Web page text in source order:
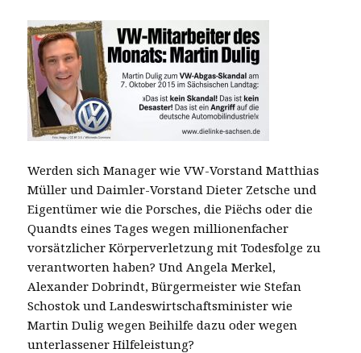
Werden sich Manager wie VW-Vorstand Matthias
Müller und Daimler-Vorstand Dieter Zetsche und
Eigentümer wie die Porsches, die Piëchs oder die
Quandts eines Tages wegen millionenfacher
vorsätzlicher Körperverletzung mit Todesfolge zu
verantworten haben? Und Angela Merkel,
Alexander Dobrindt, Bürgermeister wie Stefan
Schostok und Landeswirtschaftsminister wie
Martin Dulig wegen Beihilfe dazu oder wegen
unterlassener Hilfeleistung?